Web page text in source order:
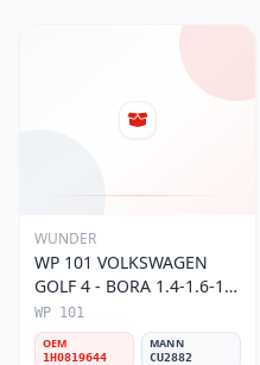
WUNDER
WP 101 VOLKSWAGEN
GOLF 4 - BORA 1.4-1.6-1.8
POLO III 1H0 819 644
Polen Filtresi
WP 101
OEM
1H0819644
MANN
CU2882